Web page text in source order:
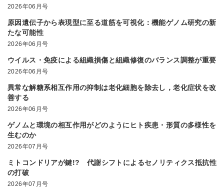
微小環境解析を実現
2026年06月号
原因遺伝子から表現型に至る道筋を可視化：機能ゲノム研究の新
たな可能性
2026年06月号
ウイルス・免疫による組織損傷と組織修復のバランス調整が重要
2026年06月号
異常な解糖系相互作用の抑制は老化細胞を除去し，老化症状を改
善する
2026年06月号
ゲノムと環境の相互作用がどのようにヒト疾患・形質の多様性を
生むのか
2026年07月号
ミトコンドリアが鍵!? 代謝シフトによるセノリティクス抵抗性
の打破
2026年07月号